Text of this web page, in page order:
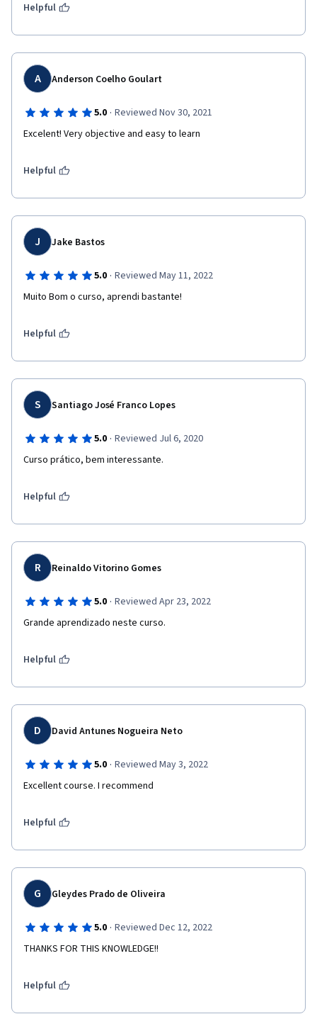
Helpful
A Anderson Coelho Goulart
5.0 · Reviewed Nov 30, 2021
Excelent! Very objective and easy to learn
Helpful
J Jake Bastos
5.0 · Reviewed May 11, 2022
Muito Bom o curso, aprendi bastante!
Helpful
S Santiago José Franco Lopes
5.0 · Reviewed Jul 6, 2020
Curso prático, bem interessante.
Helpful
R Reinaldo Vitorino Gomes
5.0 · Reviewed Apr 23, 2022
Grande aprendizado neste curso.
Helpful
D David Antunes Nogueira Neto
5.0 · Reviewed May 3, 2022
Excellent course. I recommend
Helpful
G Gleydes Prado de Oliveira
5.0 · Reviewed Dec 12, 2022
THANKS FOR THIS KNOWLEDGE!!
Helpful